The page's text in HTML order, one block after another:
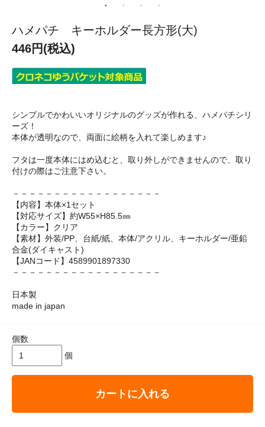
ハメパチ キーホルダー長方形(大)
446円(税込)
シンプルでかわいいオリジナルのグッズが作れる、ハメパチシリ
ーズ！
本体が透明なので、両面に絵柄を入れて楽しめます♪
フタは一度本体にはめ込むと、取り外しができませんので、取り
付けの際はご注意下さい。
－－－－－－－－－－－－－－－－－－
【内容】本体×1セット
【対応サイズ】約W55×H85.5㎜
【カラー】クリア
【素材】外装/PP、台紙/紙、本体/アクリル、キーホルダー/亜鉛
合金(ダイキャスト)
【JANコード】4589901897330
－－－－－－－－－－－－－－－－－－
日本製
made in japan
個数
個
カートに入れる